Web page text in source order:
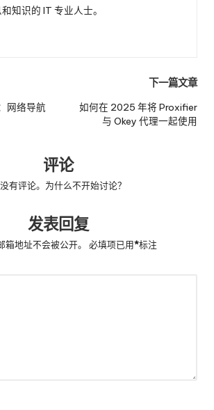
知识的 IT 专业人士。
网络导航
下一篇文章
如何在 2025 年将 Proxifier
与 Okey 代理一起使用
评论
有评论。为什么不开始讨论？
发表回复
箱地址不会被公开。 必填项已用*标注